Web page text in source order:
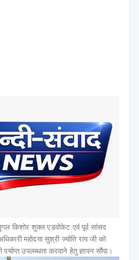
किशोर शुक्ल एडवोकेट एवं पूर्व सांसद
महोदया सुश्री ज्योति राय जी को
उपलब्धता करवाने हेतु ज्ञापन सौंपा।